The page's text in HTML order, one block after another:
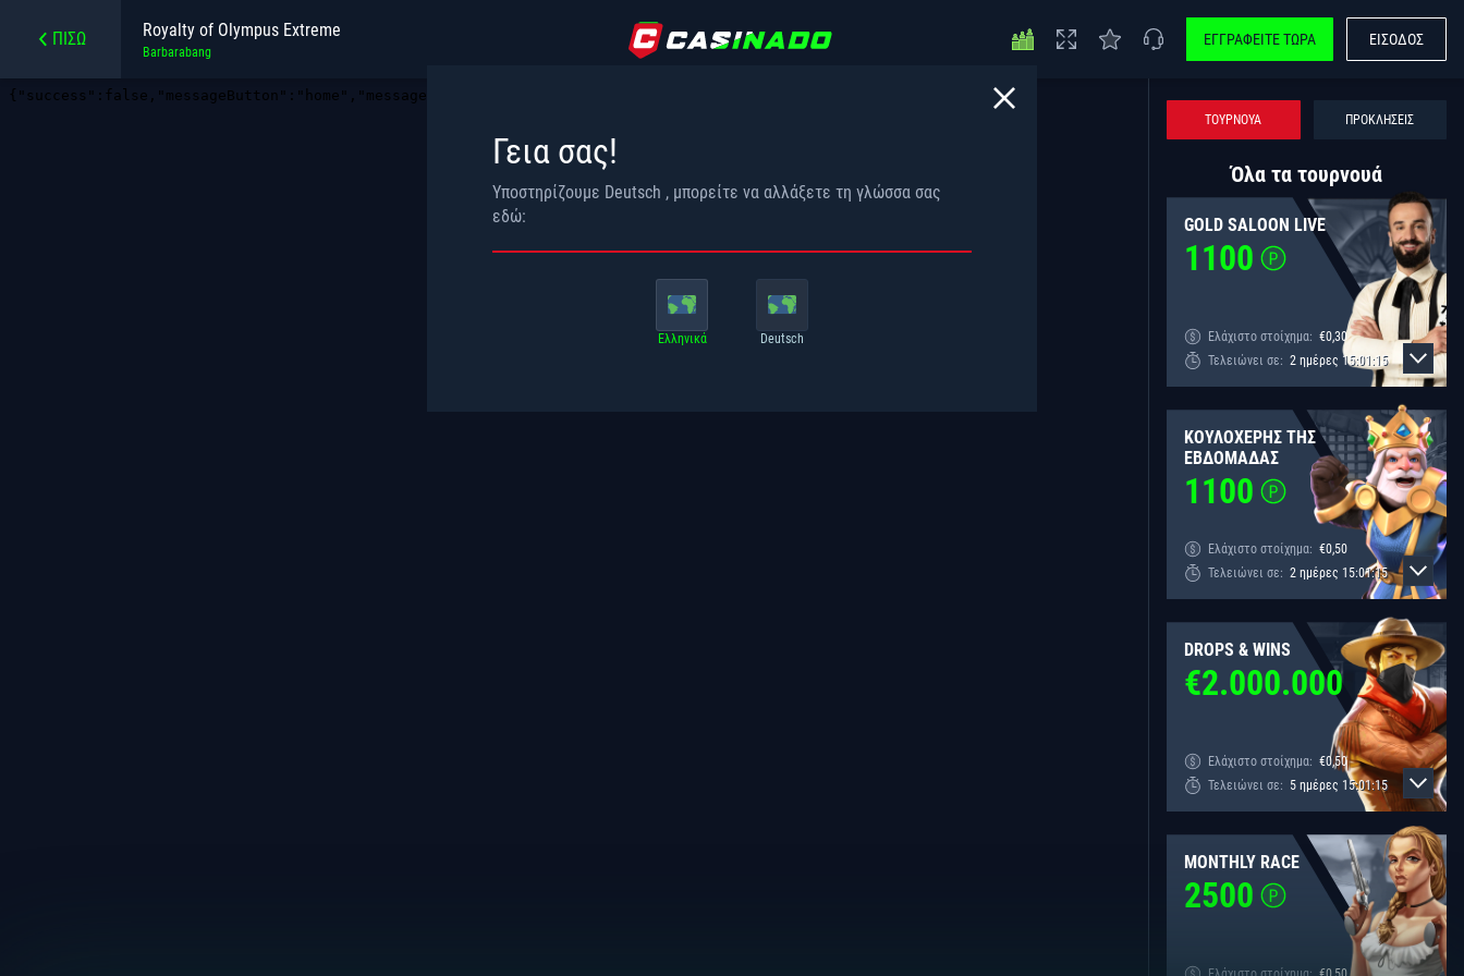
ΠΊΣΩ Royalty of Olympus Extreme
Barbarabang
ΕΓΓΡΑΦΕΊΤΕ ΤΏΡΑ ΕΊΣΟΔΟΣ
ΤΟΥΡΝΟΥΆ ΠΡΟΚΛΉΣΕΙΣ
Όλα τα τουρνουά
GOLD SALOON LIVE
1100
Ελάχιστο στοίχημα: €0,30
Τελειώνει σε: 2 ημέρες 15:01:15
ΚΟΥΛΟΧΈΡΗΣ ΤΗΣ
ΕΒΔΟΜΆΔΑΣ
1100
Ελάχιστο στοίχημα: €0,50
Τελειώνει σε: 2 ημέρες 15:01:15
DROPS & WINS
€2.000.000
Ελάχιστο στοίχημα: €0,50
Τελειώνει σε: 5 ημέρες 15:01:15
MONTHLY RACE
2500
Γεια σας!
Υποστηρίζουμε Deutsch , μπορείτε να αλλάξετε τη γλώσσα σας
εδώ:
Ελληνικά Deutsch